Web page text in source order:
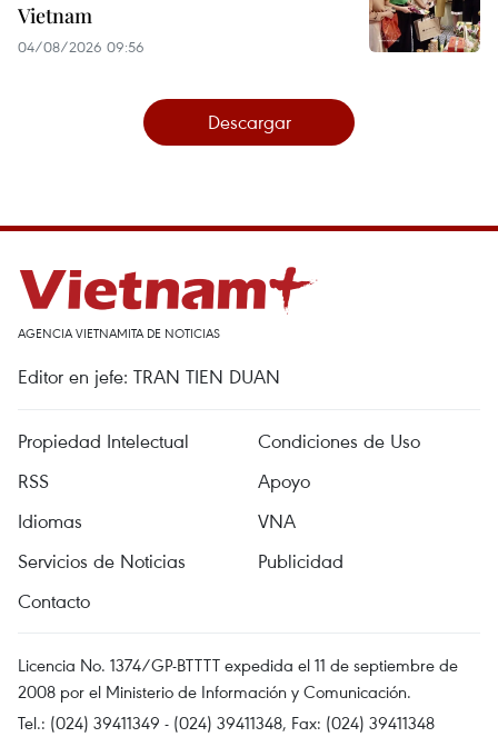
Vietnam
04/08/2026 09:56
Descargar
AGENCIA VIETNAMITA DE NOTICIAS
Editor en jefe: TRAN TIEN DUAN
Propiedad Intelectual
Condiciones de Uso
RSS
Apoyo
Idiomas
VNA
Servicios de Noticias
Publicidad
Contacto
Licencia No. 1374/GP-BTTTT expedida el 11 de septiembre de
2008 por el Ministerio de Información y Comunicación.
Tel.: (024) 39411349 - (024) 39411348, Fax: (024) 39411348